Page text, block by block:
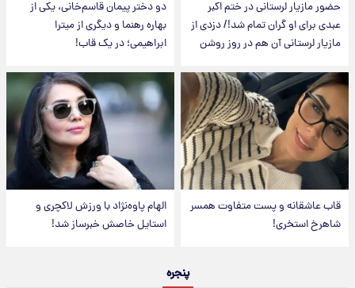
حضور مازیار لرستانی در ختم اکبر
عبدی برای او گران تمام شد!/ دزدی از
مازیار لرستانی آن هم در روز روشن
دو دختر پیمان قاسم‌خانی، یکی از
بهاره رهنما و دیگری از میترا
ابراهیمی؛ در یک قاب!
قاب عاشقانه و پست متفاوت همسر
شاهرخ استخری!
الهام پاوه‌نژاد با ورزش لاکچری و
استایل خاصش خبرساز شد!
پنجره